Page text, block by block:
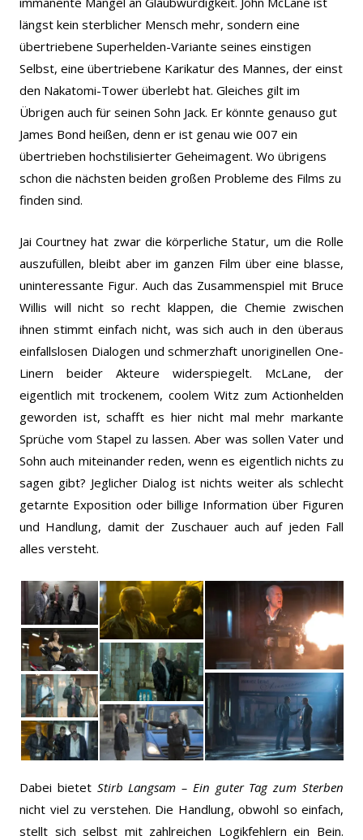
längst kein sterblicher Mensch mehr, sondern eine
übertriebene Superhelden-Variante seines einstigen
Selbst, eine übertriebene Karikatur des Mannes, der einst
den Nakatomi-Tower überlebt hat. Gleiches gilt im
Übrigen auch für seinen Sohn Jack. Er könnte genauso gut
James Bond heißen, denn er ist genau wie 007 ein
übertrieben hochstilisierter Geheimagent. Wo übrigens
schon die nächsten beiden großen Probleme des Films zu
finden sind.
Jai Courtney hat zwar die körperliche Statur, um die Rolle
auszufüllen, bleibt aber im ganzen Film über eine blasse,
uninteressante Figur. Auch das Zusammenspiel mit Bruce
Willis will nicht so recht klappen, die Chemie zwischen
ihnen stimmt einfach nicht, was sich auch in den überaus
einfallslosen Dialogen und schmerzhaft unoriginellen One-
Linern beider Akteure widerspiegelt. McLane, der
eigentlich mit trockenem, coolem Witz zum Actionhelden
geworden ist, schafft es hier nicht mal mehr markante
Sprüche vom Stapel zu lassen. Aber was sollen Vater und
Sohn auch miteinander reden, wenn es eigentlich nichts zu
sagen gibt? Jeglicher Dialog ist nichts weiter als schlecht
getarnte Exposition oder billige Information über Figuren
und Handlung, damit der Zuschauer auch auf jeden Fall
alles versteht.
Dabei bietet Stirb Langsam – Ein guter Tag zum Sterben
nicht viel zu verstehen. Die Handlung, obwohl so einfach,
stellt sich selbst mit zahlreichen Logikfehlern ein Bein.